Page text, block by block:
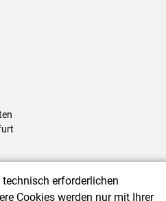
|Barrierefreiheit|
erforderlichen
Cookies werden nur mit Ihrer